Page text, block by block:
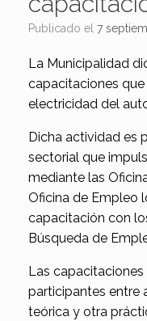
Publicado el 7
La Municipalidad
capacitaciones
electricidad del
Dicha actividad es
sectorial que
mediante las
Oficina de Empleo
capacitación con
Búsqueda de
Las
participantes entre
teórica y otra